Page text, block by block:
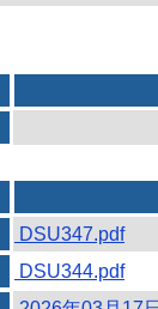
DSU347.pdf
DSU344.pdf